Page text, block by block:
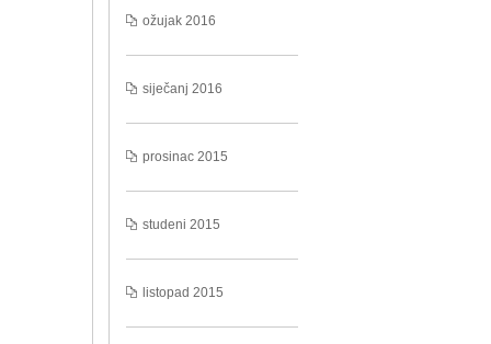
ožujak 2016
siječanj 2016
prosinac 2015
studeni 2015
listopad 2015